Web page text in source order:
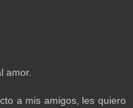
amor.
a mis amigos, les quiero